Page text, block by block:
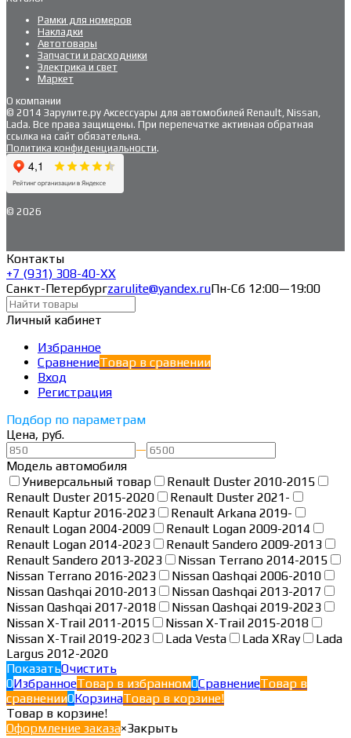
Рамки для номеров
Накладки
Автотовары
Запчасти и расходники
Электрика и свет
Маркет
О компании
© 2014 Зарулите.ру Аксессуары для автомобилей Renault, Nissan,
Lada. Все права защищены. При перепечатке активная обратная
ссылка на сайт обязательна.
Политика конфиденциальности.
© 2026
Контакты
+7 (931) 308-40-ХХ
Санкт-Петербургzarulite@yandex.ruПн-Сб 12:00—19:00
Личный кабинет
Избранное
СравнениеТовар в сравнении
Вход
Регистрация
Подбор по параметрам
Цена, руб.
—
Модель автомобиля
Универсальный товар
Renault Duster 2010-2015
Renault Duster 2015-2020
Renault Duster 2021-
Renault Kaptur 2016-2023
Renault Arkana 2019-
Renault Logan 2004-2009
Renault Logan 2009-2014
Renault Logan 2014-2023
Renault Sandero 2009-2013
Renault Sandero 2013-2023
Nissan Terrano 2014-2015
Nissan Terrano 2016-2023
Nissan Qashqai 2006-2010
Nissan Qashqai 2010-2013
Nissan Qashqai 2013-2017
Nissan Qashqai 2017-2018
Nissan Qashqai 2019-2023
Nissan X-Trail 2011-2015
Nissan X-Trail 2015-2018
Nissan X-Trail 2019-2023
Lada Vesta Lada XRay
Lada
Largus 2012-2020
ПоказатьОчистить
0ИзбранноеТовар в избранном0СравнениеТовар в
сравнении0КорзинаТовар в корзине!
Товар в корзине!
Оформление заказа×Закрыть